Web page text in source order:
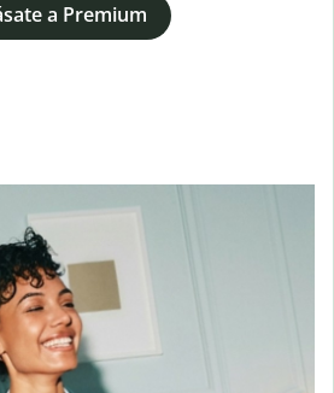
a Premium